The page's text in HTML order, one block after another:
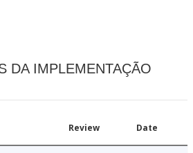
DA IMPLEMENTAÇÃO
Review Date